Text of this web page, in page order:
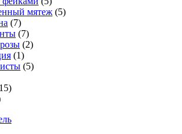
мятеж (5)
(7)
(7)
(2)
(1)
(5)